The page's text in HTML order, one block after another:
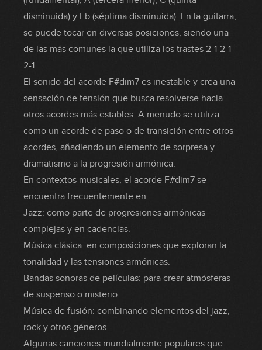
disminuida) y Eb (séptima disminuida). En la guitarra,
se puede tocar en diversas posiciones, siendo una
de las más comunes la que utiliza los trastes 2-1-2-1-
2-1.
El sonido del acorde F#dim7 es inestable y crea una
sensación de tensión que busca resolverse hacia
otros acordes más estables. A menudo se utiliza
como un acorde de paso o de transición entre otros
acordes, añadiendo un elemento de sorpresa y
dramatismo a la progresión armónica.
En contextos musicales, el acorde F#dim7 se
encuentra frecuentemente en:
Jazz: como parte de progresiones armónicas
complejas y en cadencias.
Música clásica: en composiciones que exploran la
tonalidad y las tensiones armónicas.
Bandas sonoras de películas: para crear atmósferas
de suspenso o misterio.
Música de fusión: combinando elementos del jazz,
rock y otros géneros.
Algunas canciones mundialmente populares que